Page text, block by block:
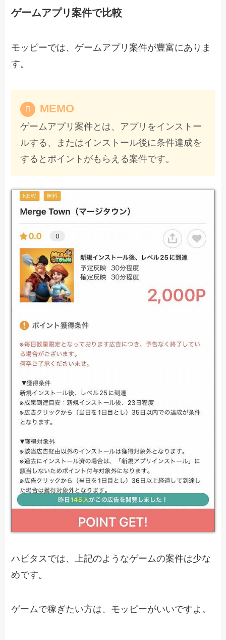
ゲームアプリ案件で比較
モッピーでは、ゲームアプリ案件が豊富にありま
す。
MEMO
ゲームアプリ案件とは、アプリをインストー
ルする、またはインストール後に条件達成を
するとポイントがもらえる案件です。
ハピタスでは、上記のようなゲームの案件は少な
めです。
ゲームで稼ぎたい方は、モッピーがいいですよ。